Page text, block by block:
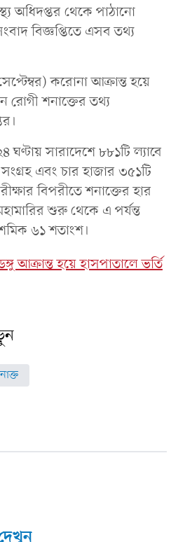
অধিদপ্তর থেকে পাঠানো
বিজ্ঞপ্তিতে এসব তথ্য
করোনা আক্রান্ত হয়ে
শনাক্তের তথ্য
ঘণ্টায় সারাদেশে ৮৮১টি ল্যাবে
এবং চার হাজার ৩৫১টি
বিপরীতে শনাক্তের হার
শুরু থেকে এ পর্যন্ত
৬১ শতাংশ।
আক্রান্ত হয়ে হাসপাতালে ভর্তি